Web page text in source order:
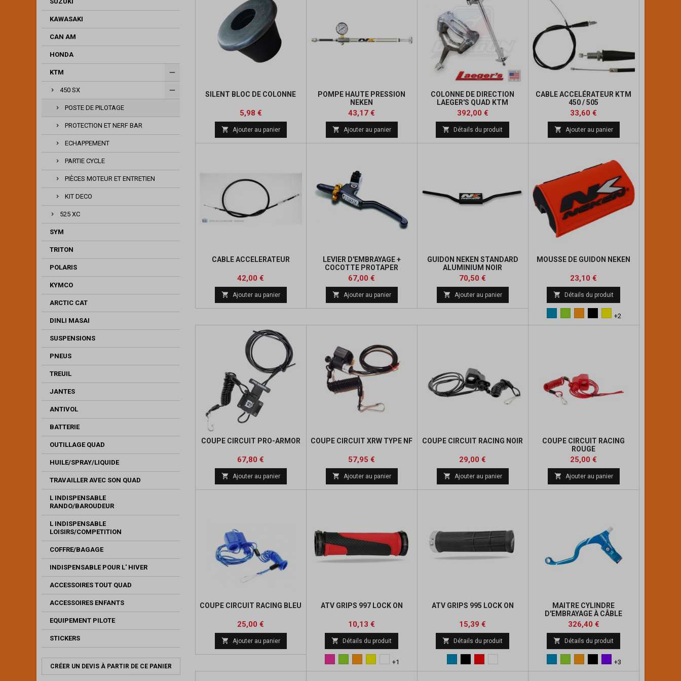
KAWASAKI
CAN AM
HONDA
KTM
450 SX
POSTE DE PILOTAGE
PROTECTION ET NERF BAR
ECHAPPEMENT
PARTIE CYCLE
PIÈCES MOTEUR ET ENTRETIEN
KIT DECO
525 XC
SYM
TRITON
POLARIS
KYMCO
ARCTIC CAT
DINLI MASAI
SUSPENSIONS
PNEUS
TREUIL
JANTES
ANTIVOL
BATTERIE
OUTILLAGE QUAD
HUILE/SPRAY/LIQUIDE
TRAVAILLER AVEC SON QUAD
L INDISPENSABLE
RANDO/BAROUDEUR
L INDISPENSABLE
LOISIRS/COMPETITION
COFFRE/BAGAGE
INDISPENSABLE POUR L' HIVER
ACCESSOIRES TOUT QUAD
ACCESSOIRES ENFANTS
EQUIPEMENT PILOTE
STICKERS
CRÉER UN DEVIS À PARTIR DE CE PANIER
SILENT BLOC DE COLONNE
Prix
5,98 €
 Ajouter au panier
POMPE HAUTE PRESSION
NEKEN
Prix
43,17 €
base
 Ajouter au panier
COLONNE DE DIRECTION
LAEGER'S QUAD KTM
Prix
392,00 €Prix
de
base
 Détails du produit
CABLE ACCELÉRATEUR KTM
450 / 505
Prix
33,60 €
base
 Ajouter au panier
CABLE ACCELERATEUR
Prix
42,00 €
 Ajouter au panier
LEVIER D'EMBRAYAGE +
COCOTTE PROTAPER
PROFILE NOIR
Prix
67,00 €
 Ajouter au panier
GUIDON NEKEN STANDARD
ALUMINIUM NOIR
Prix
70,50 €
base
 Ajouter au panier
MOUSSE DE GUIDON NEKEN
Prix
23,10 €
 Détails du produit
Jaune
+2
COUPE CIRCUIT PRO-ARMOR
Prix
67,80 €
 Ajouter au panier
COUPE CIRCUIT XRW TYPE NF
Prix
57,95 €
base
 Ajouter au panier
COUPE CIRCUIT RACING NOIR
Prix
29,00 €
 Ajouter au panier
COUPE CIRCUIT RACING
ROUGE
Prix
25,00 €
 Ajouter au panier
COUPE CIRCUIT RACING BLEU
Prix
25,00 €
 Ajouter au panier
ATV GRIPS 997 LOCK ON
Prix
10,13 €
base
 Détails du produit
blanc
+1
ATV GRIPS 995 LOCK ON
Prix
15,39 €
base
 Détails du produit
MAITRE CYLINDRE
D'EMBRAYAGE À CÂBLE
BERINGER
Prix
326,40 €Prix
de
base
 Détails du produit
Violet
+3